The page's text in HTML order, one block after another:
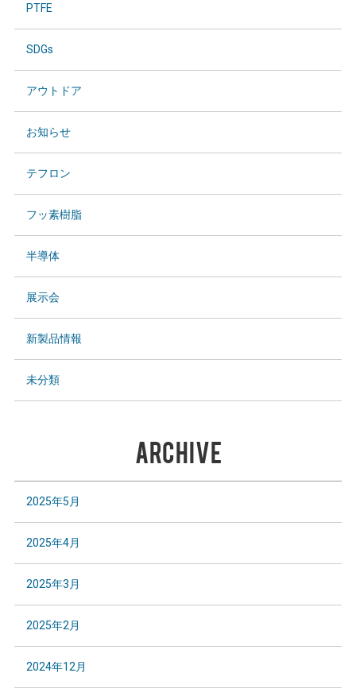
PTFE
SDGs
アウトドア
お知らせ
テフロン
フッ素樹脂
半導体
展示会
新製品情報
未分類
ARCHIVE
2025年5月
2025年4月
2025年3月
2025年2月
2024年12月